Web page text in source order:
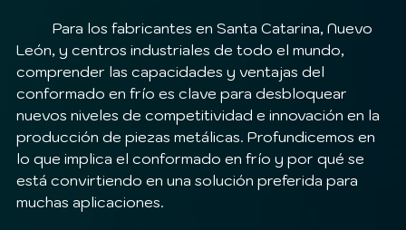
León, y centros industriales de todo el mundo,
comprender las capacidades y ventajas del
conformado en frío es clave para desbloquear
nuevos niveles de competitividad e innovación en la
producción de piezas metálicas. Profundicemos en
lo que implica el conformado en frío y por qué se
está convirtiendo en una solución preferida para
muchas aplicaciones.